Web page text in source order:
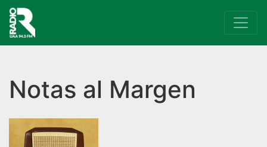
Navegación principal
Notas al Margen